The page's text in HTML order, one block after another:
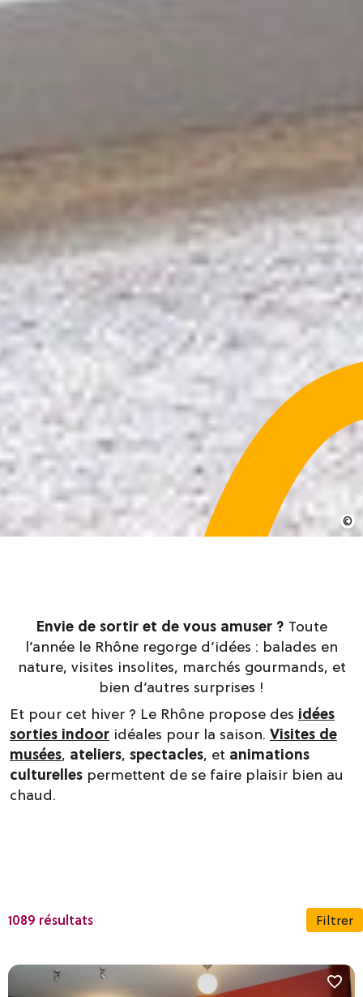
Envie de sortir et de vous amuser ? Toute
l’année le Rhône regorge d’idées : balades en
nature, visites insolites, marchés gourmands, et
bien d’autres surprises !
Et pour cet hiver ? Le Rhône propose des idées
sorties indoor idéales pour la saison. Visites de
musées, ateliers, spectacles, et animations
culturelles permettent de se faire plaisir bien au
chaud.
1089 résultats Filtrer